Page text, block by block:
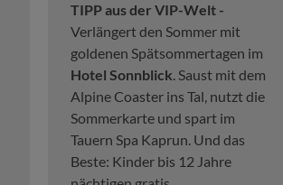
TIPP aus der VIP-Welt -
Verlängert den Sommer mit
goldenen Spätsommertagen im
Hotel Sonnblick. Saust mit dem
Alpine Coaster ins Tal, nutzt die
Sommerkarte und spart im
Tauern Spa Kaprun. Und das
Beste: Kinder bis 12 Jahre